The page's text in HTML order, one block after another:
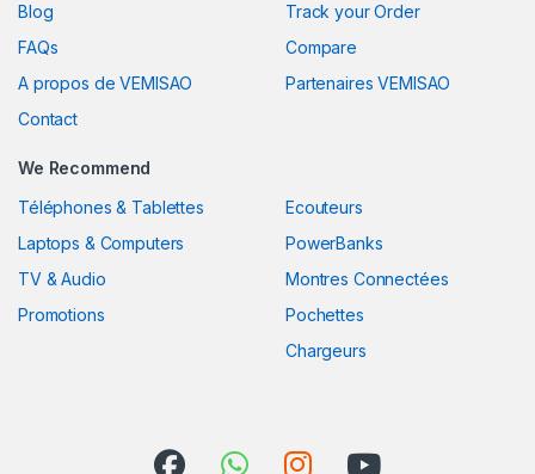
Blog
FAQs
A propos de VEMISAO
Contact
Track your Order
Compare
Partenaires VEMISAO
We Recommend
Téléphones & Tablettes
Laptops & Computers
TV & Audio
Promotions
Ecouteurs
PowerBanks
Montres Connectées
Pochettes
Chargeurs